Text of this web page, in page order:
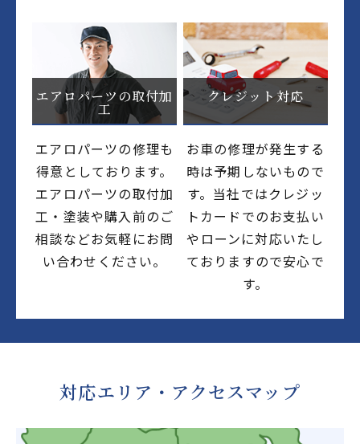
エアロパーツの取付加
工
エアロパーツの修理も
得意としております。
エアロパーツの取付加
工・塗装や購入前のご
相談などお気軽にお問
い合わせください。
クレジット対応
お車の修理が発生する
時は予期しないもので
す。当社ではクレジッ
トカードでのお支払い
やローンに対応いたし
ておりますので安心で
す。
対応エリア・アクセスマップ